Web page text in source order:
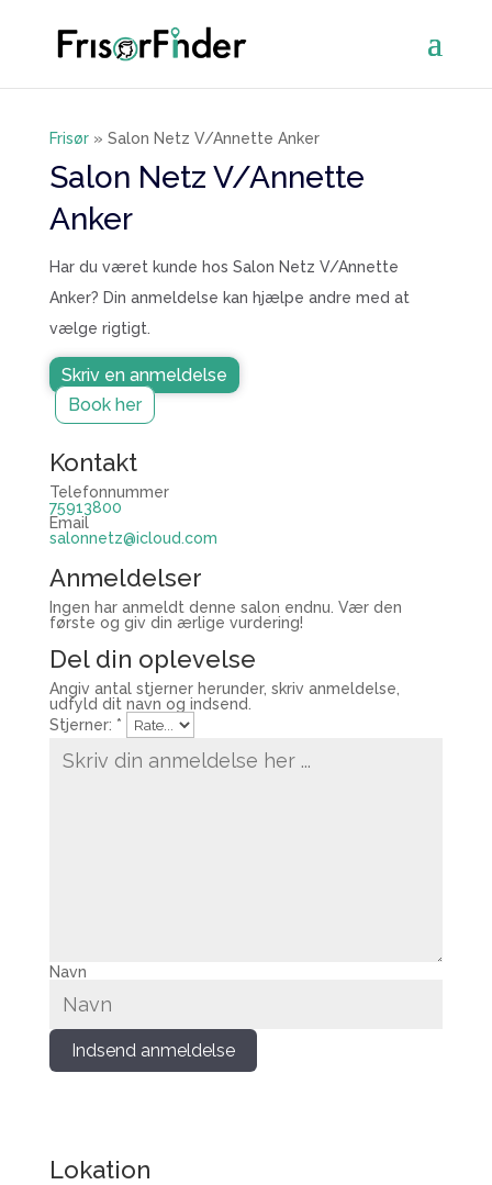
Frisør» Salon Netz V/Annette Anker
Salon Netz V/Annette
Anker
Har du været kunde hos Salon Netz V/Annette
Anker? Din anmeldelse kan hjælpe andre med at
vælge rigtigt.
Skriv en anmeldelse
Book her
Kontakt
Telefonnummer
75913800
Email
salonnetz@icloud.com
Anmeldelser
Ingen har anmeldt denne salon endnu. Vær den
første og giv din ærlige vurdering!
Del din oplevelse
Angiv antal stjerner herunder, skriv anmeldelse,
udfyld dit navn og indsend.
Stjerner: *
Navn
Indsend anmeldelse
Lokation